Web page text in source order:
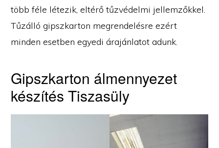
több féle létezik, eltérő tűzvédelmi jellemzőkkel.
Tűzálló gipszkarton megrendelésre ezért
minden esetben egyedi árajánlatot adunk.
Gipszkarton álmennyezet
készítés Tiszasüly